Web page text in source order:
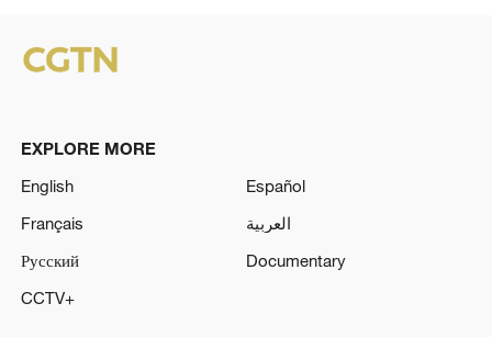
EXPLORE MORE
English
Español
Français
العربية
Русский
Documentary
CCTV+